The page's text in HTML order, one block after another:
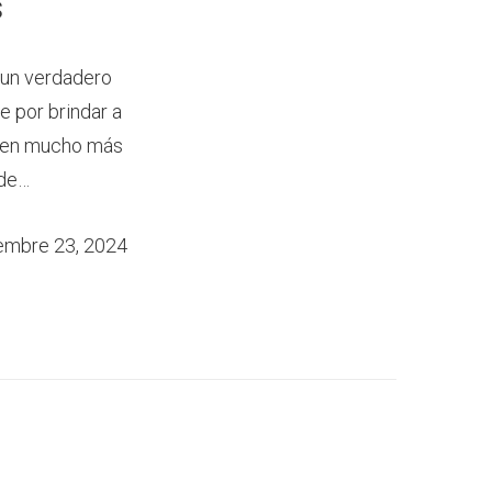
verdadero
por brindar a
mucho más
23, 2024